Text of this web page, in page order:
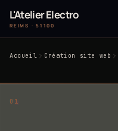
L'Atelier Electro
REIMS · 51100
Accueil Création site web